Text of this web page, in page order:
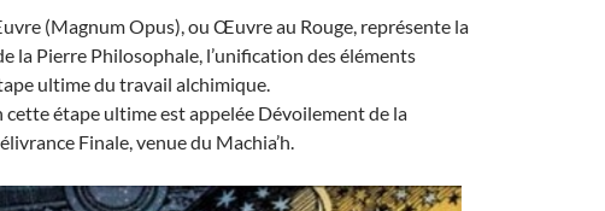
(Magnum Opus), ou Œuvre au Rouge, représente la
la Pierre Philosophale, l’unification des éléments
ultime du travail alchimique.
cette étape ultime est appelée Dévoilement de la
Finale, venue du Machia’h.